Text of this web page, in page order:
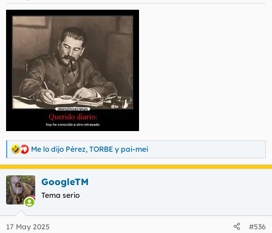
s
R
e
a
c
c
i
e
Me lo dijo Pérez, TORBE y pai-mei
GoogleTM
Tema serio
17 May 2025 #536